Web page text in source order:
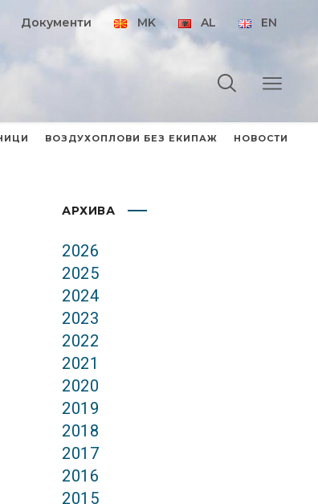
Документи MK AL EN
ВОЗДУХОПЛОВИ БЕЗ ЕКИПАЖ НОВОСТИ
АРХИВА
2026
2025
2024
2023
2022
2021
2020
2019
2018
2017
2016
2015